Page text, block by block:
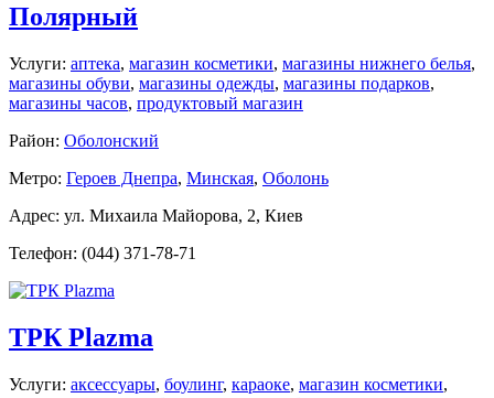
Полярный
Услуги: аптека, магазин косметики, магазины нижнего белья,
магазины обуви, магазины одежды, магазины подарков,
магазины часов, продуктовый магазин
Район: Оболонский
Метро: Героев Днепра, Минская, Оболонь
Адрес: ул. Михаила Майорова, 2, Киев
Телефон: (044) 371-78-71
ТРК Plazma
Услуги: аксессуары, боулинг, караоке, магазин косметики,